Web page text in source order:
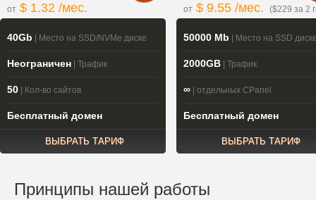
от $ 1.32 /мес.
40Gb | Место на SSD/NVMe диске
Неограничен | Трафик
50 | Кол-во сайтов
Бесплатный домен
ВЫБРАТЬ ТАРИФ
от $ 9.55 /мес. ($229 за 2
50000 Mb | Место на SSD
2000GB | Трафик
∞ | отдельных CPanel
Бесплатный домен
ВЫБРАТЬ ТАРИФ
Принципы нашей работы